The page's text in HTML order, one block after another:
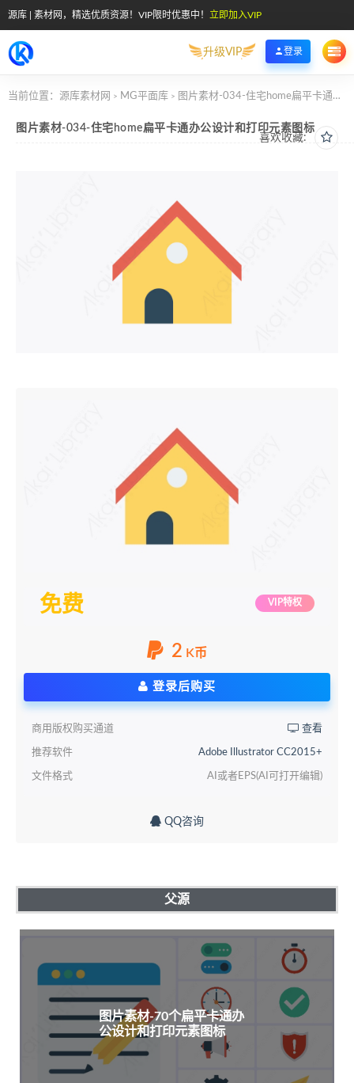
源库 | 素材网，精选优质资源！VIP限时优惠中！ 立即加入VIP
升级VIP 登录
当前位置： 源库素材网 > MG平面库 > 图片素材-034-住宅home扁平卡通办公设计和打印元素图标
喜欢收藏:
图片素材-034-住宅home扁平卡通办公设计和打印元素图标
免费 VIP特权
2 K币
登录后购买
商用版权购买通道 查看
推荐软件 Adobe Illustrator CC2015+
文件格式 AI或者EPS(AI可打开编辑)
QQ咨询
父源
图片素材-70个扁平卡通办
公设计和打印元素图标